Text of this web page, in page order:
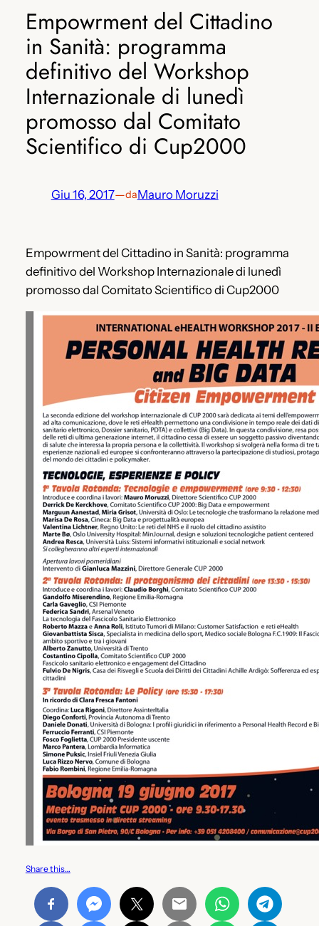
Empowrment del Cittadino
in Sanità: programma
definitivo del Workshop
Internazionale di lunedì
promosso dal Comitato
Scientifico di Cup2000
Giu 16, 2017—daMauro Moruzzi
Empowrment del Cittadino in Sanità: programma
definitivo del Workshop Internazionale di lunedì
promosso dal Comitato Scientifico di Cup2000
Share this…